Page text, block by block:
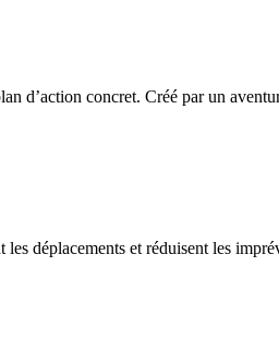
d’action concret. Créé par un
déplacements et réduisent les